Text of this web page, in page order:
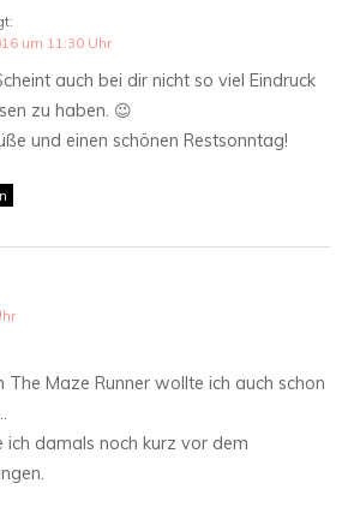
um 11:30 Uhr
auch bei dir nicht so viel Eindruck
zu haben. 😉
und einen schönen Restsonntag!
The Maze Runner wollte ich auch schon
ich damals noch kurz vor dem